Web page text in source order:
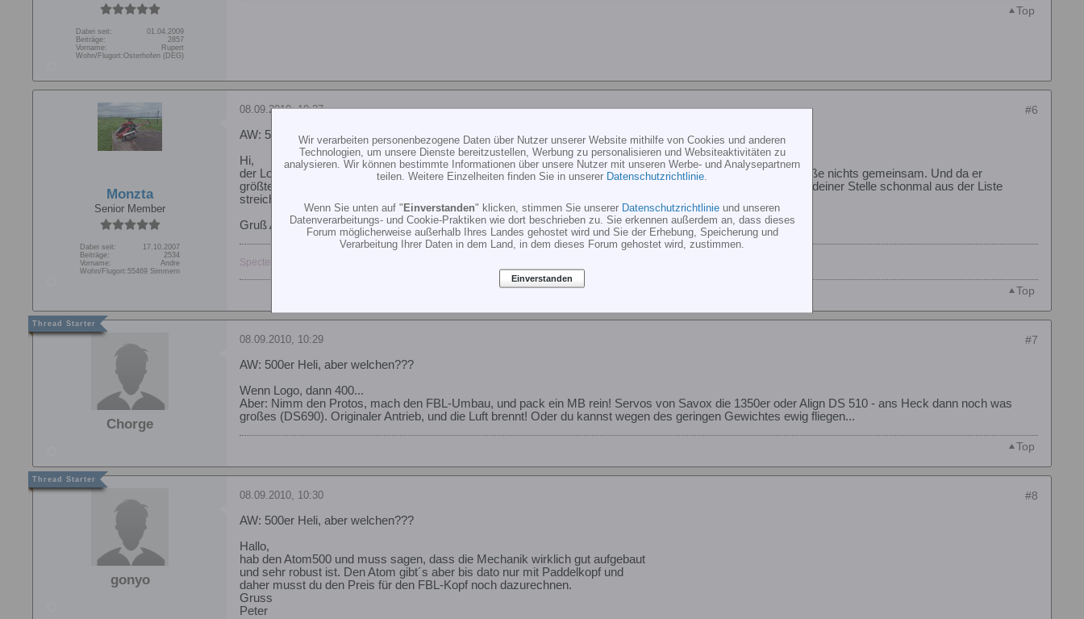
Dabei seit:
01.04.2009
Beiträge:
2857
Vorname:
Rupert
Wohn/Flugort:Osterhofen (DEG)
Top
Monzta
Senior Member
Dabei seit:
17.10.2007
Beiträge:
2534
Vorname:
Andre
Wohn/Flugort:55469 Simmern
#6
08.09.2010, 10:27
AW: 500er Heli, aber welchen???
Hi,
der Logo 500SE wird übrigens mit 500-600mm Blättern geflogen und hat somit mit der eigentlichen 500er Größe nichts gemeinsam. Und da er
größtenteils sowieso aus Plastik besteht und zudem die Crashkosten noch relativ hoch sind würde ich ihn an deiner Stelle schonmal aus der Liste
streichen.
Gruß Andre
Specter 700 NME / Kraken 580 Nitro / Nimbus 550 / Logo 200
Top
Chorge
#7
08.09.2010, 10:29
AW: 500er Heli, aber welchen???
Wenn Logo, dann 400...
Aber: Nimm den Protos, mach den FBL-Umbau, und pack ein MB rein! Servos von Savox die 1350er oder Align DS 510 - ans Heck dann noch was
großes (DS690). Originaler Antrieb, und die Luft brennt! Oder du kannst wegen des geringen Gewichtes ewig fliegen...
Top
gonyo
#8
08.09.2010, 10:30
AW: 500er Heli, aber welchen???
Hallo,
hab den Atom500 und muss sagen, dass die Mechanik wirklich gut aufgebaut
und sehr robust ist. Den Atom gibt´s aber bis dato nur mit Paddelkopf und
daher musst du den Preis für den FBL-Kopf noch dazurechnen.
Gruss
Peter
Wir verarbeiten personenbezogene Daten über Nutzer unserer Website mithilfe von Cookies und anderen
Technologien, um unsere Dienste bereitzustellen, Werbung zu personalisieren und Websiteaktivitäten zu
analysieren. Wir können bestimmte Informationen über unsere Nutzer mit unseren Werbe- und Analysepartnern
teilen. Weitere Einzelheiten finden Sie in unserer Datenschutzrichtlinie
Wenn Sie unten auf "Einverstanden" klicken, stimmen Sie unserer Datenschutzrichtlinie und unseren
Datenverarbeitungs- und Cookie-Praktiken wie dort beschrieben zu. Sie erkennen außerdem an, dass dieses
Forum möglicherweise außerhalb Ihres Landes gehostet wird und Sie der Erhebung, Speicherung und
Verarbeitung Ihrer Daten in dem Land, in dem dieses Forum gehostet wird, zustimmen.
Einverstanden